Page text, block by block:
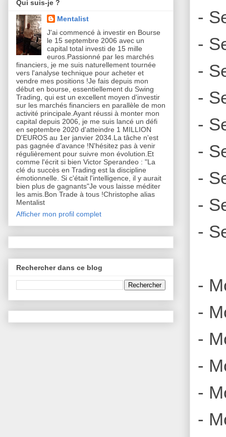
-
-
-
-
-
-
-
-
-
-
-
-
-
-
-
Qui suis-je ?
Mentalist
J'ai commencé à investir en Bourse
le 15 septembre 2006 avec un
capital total investi de 15 mille
euros.Passionné par les marchés
financiers, je me suis naturellement tournée
vers l'analyse technique pour acheter et
vendre mes positions !Je fais depuis mon
début en bourse, essentiellement du Swing
Trading, qui est un excellent moyen d'investir
sur les marchés financiers en parallèle de mon
activité principale.Ayant réussi à monter mon
capital depuis 2006, je me suis lancé un défi
en septembre 2020 d'atteindre 1 MILLION
D'EUROS au 1er janvier 2034.La tâche n'est
pas gagnée d'avance !N'hésitez pas à venir
régulièrement pour suivre mon évolution.Et
comme l'écrit si bien Victor Sperandeo : "La
clé du succès en Trading est la discipline
émotionnelle. Si c'était l'intelligence, il y aurait
bien plus de gagnants"Je vous laisse méditer
les amis.Bon Trade à tous !Christophe alias
Mentalist
Afficher mon profil complet
Rechercher dans ce blog